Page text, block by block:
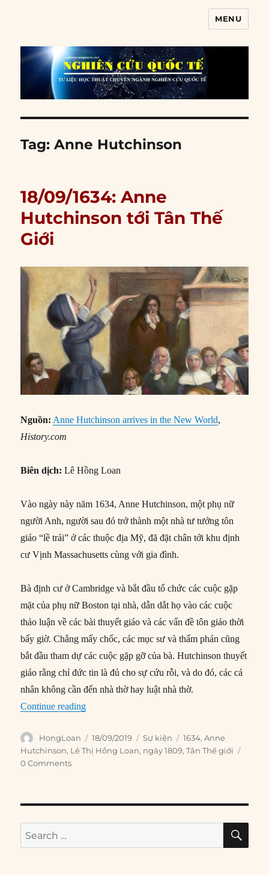
MENU
Tag:Anne Hutchinson
18/09/1634: Anne
Hutchinson tới Tân Thế
Giới
Nguồn: Anne Hutchinson arrives in the New World,
History.com
Biên dịch: Lê Hồng Loan
Vào ngày này năm 1634, Anne Hutchinson, một phụ nữ
người Anh, người sau đó trở thành một nhà tư tưởng tôn
giáo “lề trái” ở các thuộc địa Mỹ, đã đặt chân tới khu định
cư Vịnh Massachusetts cùng với gia đình.
Bà định cư ở Cambridge và bắt đầu tổ chức các cuộc gặp
mặt của phụ nữ Boston tại nhà, dẫn dắt họ vào các cuộc
thảo luận về các bài thuyết giáo và các vấn đề tôn giáo thời
bấy giờ. Chẳng mấy chốc, các mục sư và thẩm phán cũng
bắt đầu tham dự các cuộc gặp gỡ của bà. Hutchinson thuyết
giáo rằng chỉ đức tin là đủ cho sự cứu rỗi, và do đó, các cá
nhân không cần đến nhà thờ hay luật nhà thờ.
Continue reading“18/09/1634: Anne Hutchinson tới Tân Thế
Author
HongLoan
Posted
on
18/09/2019 Categories
Sự kiện Tags
1634,Anne
Hutchinson, Lê Thị Hồng Loan, ngày 1809,Tân Thế giới
0 Comments
Search
for: